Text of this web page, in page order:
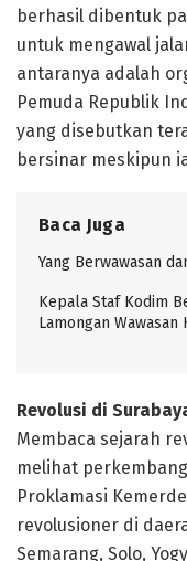
berhasil dibentuk
untuk mengawal
antaranya adalah
Pemuda Republik
yang disebutkan
bersinar meskipun
Baca Juga
Yang Berwawasan
Kepala Staf Kodim
Lamongan Wawasan
Revolusi di
Membaca sejarah
melihat
Proklamasi
revolusioner di
Semarang, Solo,